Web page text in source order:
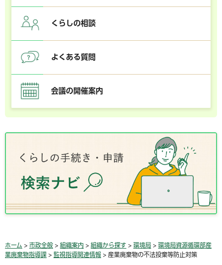
くらしの相談
よくある質問
会議の開催案内
ホーム > 市政全般 > 組織案内 > 組織から探す > 環境局 > 環境局資源循環部産
業廃棄物指導課 > 監視指導関連情報 > 産業廃棄物の不法投棄等防止対策